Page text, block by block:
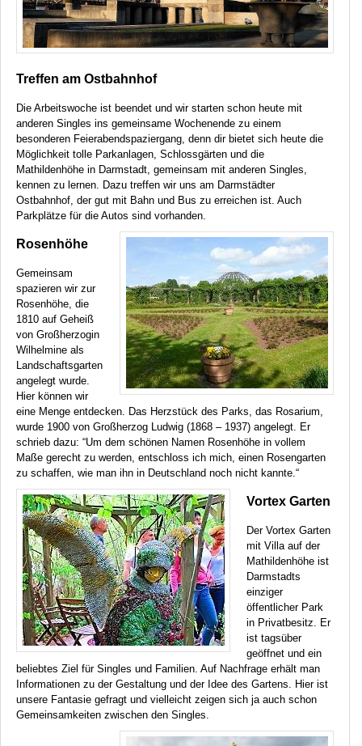
Treffen am Ostbahnhof
Die Arbeitswoche ist beendet und wir starten schon heute mit
anderen Singles ins gemeinsame Wochenende zu einem
besonderen Feierabendspaziergang, denn dir bietet sich heute die
Möglichkeit tolle Parkanlagen, Schlossgärten und die
Mathildenhöhe in Darmstadt, gemeinsam mit anderen Singles,
kennen zu lernen. Dazu treffen wir uns am Darmstädter
Ostbahnhof, der gut mit Bahn und Bus zu erreichen ist. Auch
Parkplätze für die Autos sind vorhanden.
Rosenhöhe
Gemeinsam
spazieren wir zur
Rosenhöhe, die
1810 auf Geheiß
von Großherzogin
Wilhelmine als
Landschaftsgarten
angelegt wurde.
Hier können wir
eine Menge entdecken. Das Herzstück des Parks, das Rosarium,
wurde 1900 von Großherzog Ludwig (1868 – 1937) angelegt. Er
schrieb dazu: “Um dem schönen Namen Rosenhöhe in vollem
Maße gerecht zu werden, entschloss ich mich, einen Rosengarten
zu schaffen, wie man ihn in Deutschland noch nicht kannte.“
Vortex Garten
Der Vortex Garten
mit Villa auf der
Mathildenhöhe ist
Darmstadts
einziger
öffentlicher Park
in Privatbesitz. Er
ist tagsüber
geöffnet und ein
beliebtes Ziel für Singles und Familien. Auf Nachfrage erhält man
Informationen zu der Gestaltung und der Idee des Gartens. Hier ist
unsere Fantasie gefragt und vielleicht zeigen sich ja auch schon
Gemeinsamkeiten zwischen den Singles.